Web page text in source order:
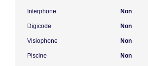
Interphone Non
Digicode Non
Visiophone Non
Piscine Non